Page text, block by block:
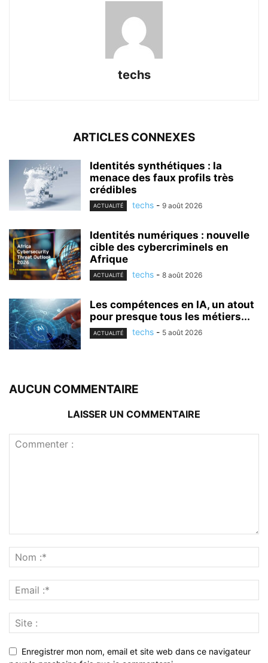
techs
ARTICLES CONNEXES
Identités synthétiques : la
menace des faux profils très
crédibles
ACTUALITÉ techs - 9 août 2026
Identités numériques : nouvelle
cible des cybercriminels en
Afrique
ACTUALITÉ techs - 8 août 2026
Les compétences en IA, un atout
pour presque tous les métiers...
ACTUALITÉ techs - 5 août 2026
AUCUN COMMENTAIRE
LAISSER UN COMMENTAIRE
Enregistrer mon nom, email et site web dans ce navigateur